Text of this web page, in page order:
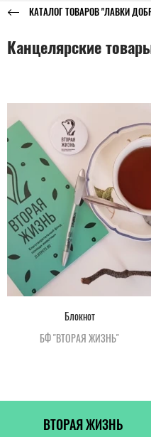
КАТАЛОГ ТОВАРОВ "ЛАВКИ
Канцелярские
Блокнот
БФ "ВТОРАЯ ЖИЗНЬ"
ВТОРАЯ ЖИЗНЬ